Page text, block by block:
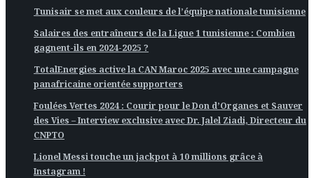
Tunisair se met aux couleurs de l’équipe nationale tunisienne
Salaires des entraîneurs de la Ligue 1 tunisienne : Combien
gagnent-ils en 2024-2025 ?
TotalEnergies active la CAN Maroc 2025 avec une campagne
panafricaine orientée supporters
Foulées Vertes 2024 : Courir pour le Don d’Organes et Sauver
des Vies – Interview exclusive avec Dr. Jalel Ziadi, Directeur du
CNPTO
Lionel Messi touche un jackpot à 10 millions grâce à
Instagram !